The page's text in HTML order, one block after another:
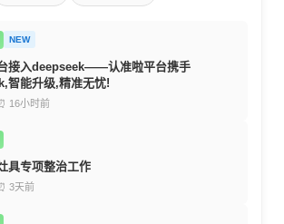
NEW
接入deepseek——认准啦平台携手
智能升级,精准无忧!
16小时前
具专项整治工作
3天前